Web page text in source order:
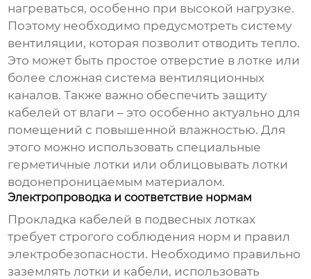
нагреваться, особенно при высокой нагрузке.
Поэтому необходимо предусмотреть систему
вентиляции, которая позволит отводить тепло.
Это может быть простое отверстие в лотке или
более сложная система вентиляционных
каналов. Также важно обеспечить защиту
кабелей от влаги – это особенно актуально для
помещений с повышенной влажностью. Для
этого можно использовать специальные
герметичные лотки или облицовывать лотки
водонепроницаемым материалом.
Электропроводка и соответствие нормам
Прокладка кабелей в подвесных лотках
требует строгого соблюдения норм и правил
электробезопасности. Необходимо правильно
заземлять лотки и кабели, использовать